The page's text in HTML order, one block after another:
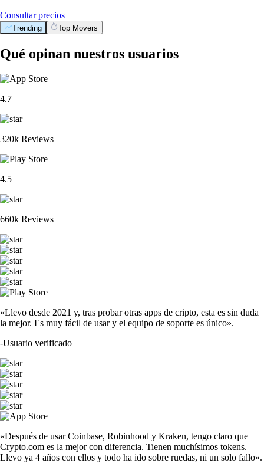
Consultar precios
Trending Top Movers
Qué opinan nuestros usuarios
4.7
320k Reviews
4.5
660k Reviews
«Llevo desde 2021 y, tras probar otras apps de cripto, esta es sin duda
la mejor. Es muy fácil de usar y el equipo de soporte es único».
-Usuario verificado
«Después de usar Coinbase, Robinhood y Kraken, tengo claro que
Crypto.com es la mejor con diferencia. Tienen muchísimos tokens.
Llevo ya 4 años con ellos y todo ha ido sobre ruedas, ni un solo fallo».